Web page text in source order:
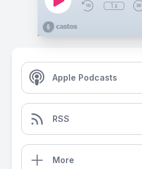
1x
Apple Podcasts
RSS
More